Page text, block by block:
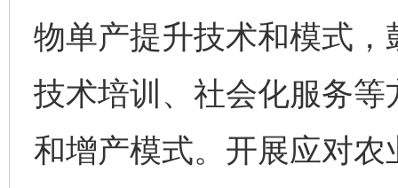
物单产提升技术和模式
技术培训、社会化服务
和增产模式。开展应对